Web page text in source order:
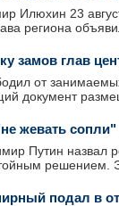
Илюхин 23
региона
замов глав
от
документ
жевать сопли"
Путин
решением.
подал в